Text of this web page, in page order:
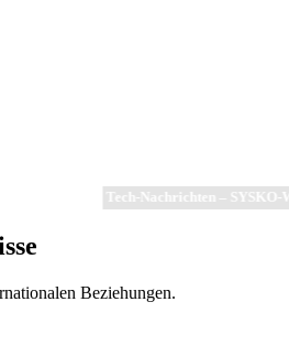
Tech-Nachrichten –
Beziehungen.